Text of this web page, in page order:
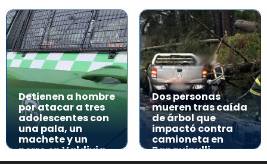
Detienen a hombre
por atacar a tres
adolescentes con
una pala, un
machete y un
perro en Valdivia
Dos personas
mueren tras caída
de árbol que
impactó contra
camioneta en
Panguipulli